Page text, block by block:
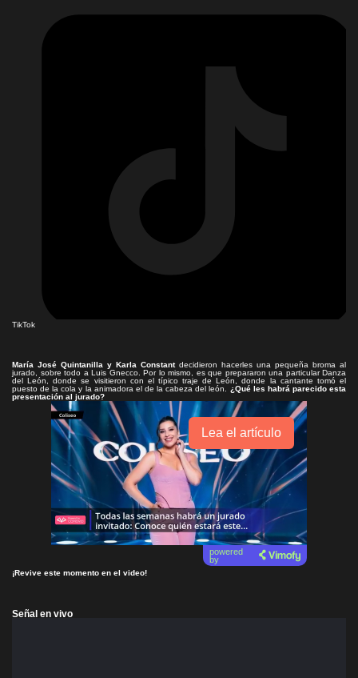
TikTok
María José Quintanilla y Karla Constant decidieron hacerles una pequeña broma al
jurado, sobre todo a Luis Gnecco. Por lo mismo, es que prepararon una particular Danza
del León, donde se visitieron con el típico traje de León, donde la cantante tomó el
puesto de la cola y la animadora el de la cabeza del león.
¿Qué les habrá parecido esta
presentación al jurado?
Lea el artículo
powered
by
¡Revive este momento en el video!
Señal en vivo